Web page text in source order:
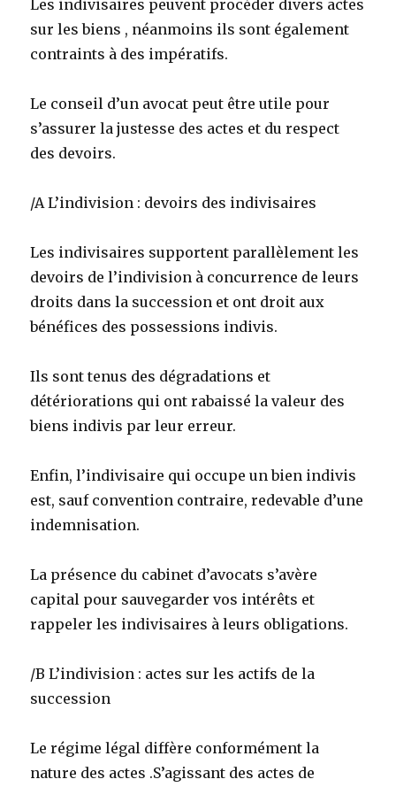
Les indivisaires peuvent procéder divers actes
sur les biens , néanmoins ils sont également
contraints à des impératifs.
Le conseil d’un avocat peut être utile pour
s’assurer la justesse des actes et du respect
des devoirs.
/A L’indivision : devoirs des indivisaires
Les indivisaires supportent parallèlement les
devoirs de l’indivision à concurrence de leurs
droits dans la succession et ont droit aux
bénéfices des possessions indivis.
Ils sont tenus des dégradations et
détériorations qui ont rabaissé la valeur des
biens indivis par leur erreur.
Enfin, l’indivisaire qui occupe un bien indivis
est, sauf convention contraire, redevable d’une
indemnisation.
La présence du cabinet d’avocats s’avère
capital pour sauvegarder vos intérêts et
rappeler les indivisaires à leurs obligations.
/B L’indivision : actes sur les actifs de la
succession
Le régime légal diffère conformément la
nature des actes .S’agissant des actes de